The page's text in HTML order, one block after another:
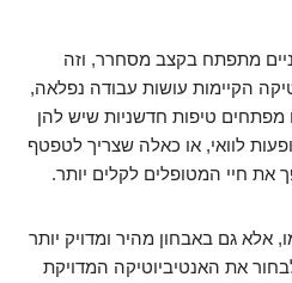
מתפתח בקצב מסחרר, וזה
הקיימות עושות עבודה נפלאה,
טיפות חדשניות שיש להן
לוואי, או כאלה שצריך לטפטף
את חיי המטופלים לקלים יותר.
אלא גם באבחון מהיר ומדויק יותר
את האנטיביוטיקה המדויקת